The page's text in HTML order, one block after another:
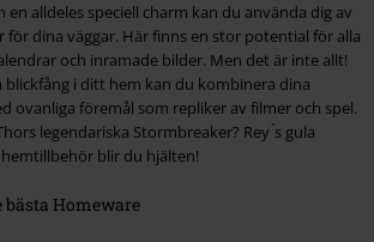
en alldeles speciell charm kan du använda dig av
dina väggar. Här finns en stor potential för alla
och inramade bilder. Men det är inte allt!
blickfång i ditt hem kan du kombinera dina
ovanliga föremål som repliker av filmer och spel.
legendariska Stormbreaker? Rey ́s gula
hemtillbehör blir du hjälten!
bästa Homeware